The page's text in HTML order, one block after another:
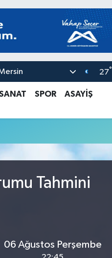
27°
SPOR
ASAYİŞ
Tahmini
06 Ağustos Perşembe